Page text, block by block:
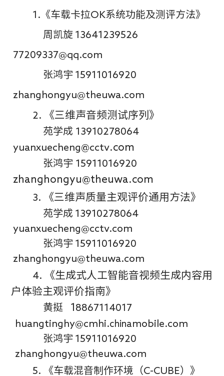
1. 《车载卡拉OK系统功能及测评方法》
周凯旋 13641239526
77209337@qq.com
张鸿宇 15911016920
zhanghongyu@theuwa.com
2. 《三维声音频测试序列》
苑学成 13910278064
yuanxuecheng@cctv.com
张鸿宇 15911016920
zhanghongyu@theuwa.com
3. 《三维声质量主观评价通用方法》
苑学成 13910278064
yuanxuecheng@cctv.com
张鸿宇 15911016920
zhanghongyu@theuwa.com
4.
《生成式人工智能音视频生成内容用
户体验主观评价指南》
黄挺 1 8867114017
huangtinghy@cmhi.china mobile.com
张鸿宇 15911016920
zhanghongyu@theuwa.com
5.
《车载混音制作环境（C-CUBE）》